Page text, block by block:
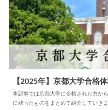
大学合格体験記
【2025年】京都大学合格
本記事では京都大学に合格された方か
に残ったものをまとめて紹介していきま